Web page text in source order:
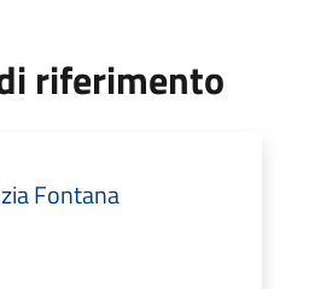
riferimento
Fontana